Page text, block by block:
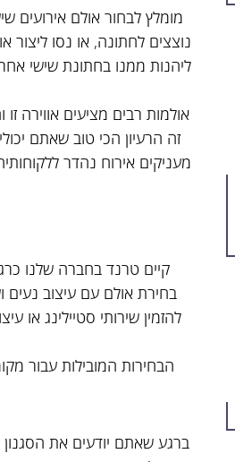
מומלץ לבחור אולם אירועים
נוצצים לחתונה, או נסו ליצור
ליהנות ממנו בחתונת שישי
אולמות רבים מציעים אווירה
זה הרעיון הכי טוב שאתם
מעניקים אירוח נהדר
קיים טרנד בחברה שלנו
בחירת אולם עם עיצוב
להזמין שירותי סטיילינג
הבחירות המובילות עבור
ברגע שאתם יודעים את